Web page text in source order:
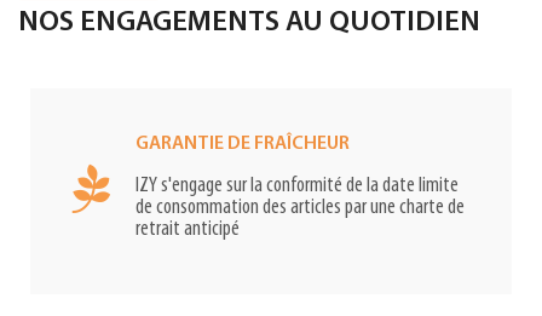
NOS ENGAGEMENTS AU QUOTIDIEN
GARANTIE DE FRAÎCHEUR
IZY s'engage sur la conformité de la date limite
de consommation des articles par une charte de
retrait anticipé